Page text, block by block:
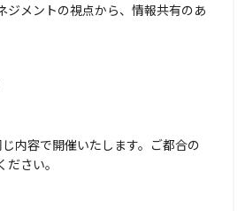
ジメントの視点から、情報共有のあ
内容で開催いたします。ご都合の
さい。